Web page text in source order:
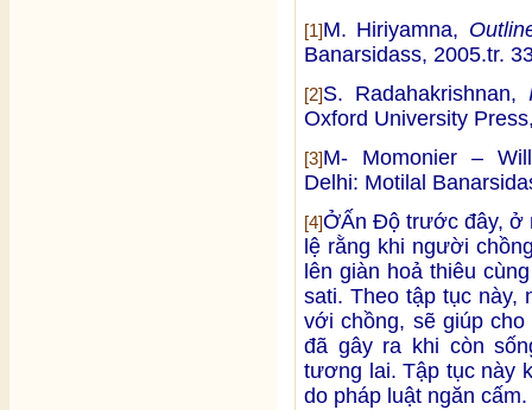
[1]M. Hiriyamna,
Banarsidass, 2005.tr.
[2]S. Radahakrishnan,
Oxford University
[3]M- Momonier –
Delhi: Motilal
[4]ỞẤn Độ trước đây, ở
lệ rằng khi người
lên giàn hoả thiêu
sati. Theo tập tục này,
với chồng, sẽ giúp
đã gây ra khi còn
tương lai. Tập tục này
do pháp luật ngăn cấm.